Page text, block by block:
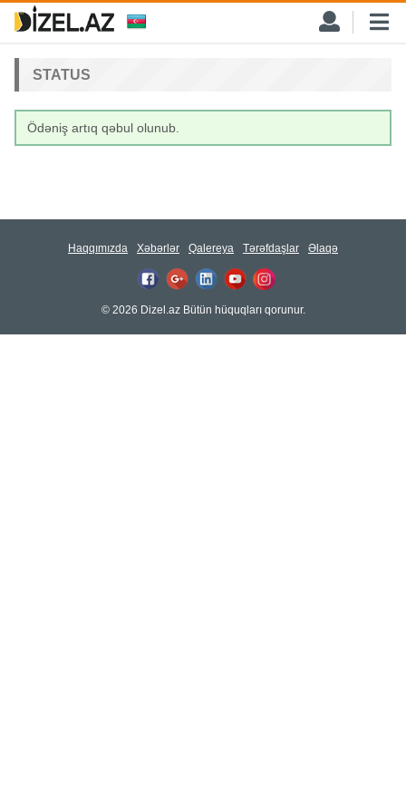
STATUS
Ödəniş artıq qəbul olunub.
Haqqımızda Xəbərlər Qalereya Tərəfdaşlar Əlaqə
© 2026 Dizel.az Bütün hüquqları qorunur.